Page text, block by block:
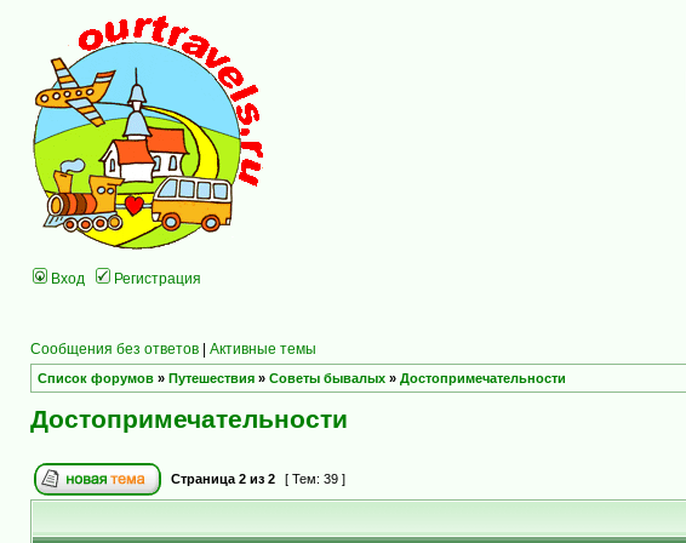
Вход Регистрация
Сообщения без ответов | Активные темы
Список форумов » Путешествия » Советы бывалых » Достопримечательности
Достопримечательности
Страница 2 из 2 [ Тем: 39 ]